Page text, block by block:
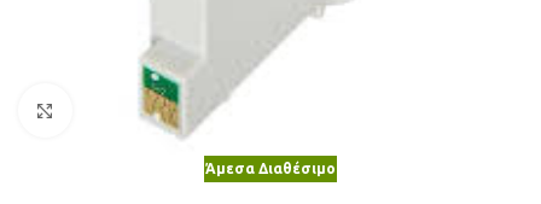
Κλικ για μεγέθυνση
Άμεσα Διαθέσιμο